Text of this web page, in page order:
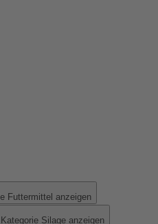
Futtermittel anzeigen
Silage anzeigen